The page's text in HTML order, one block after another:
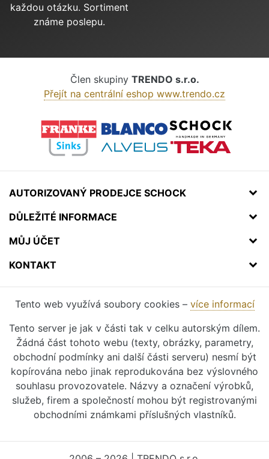
každou otázku. Sortiment
známe poslepu.
Člen skupiny TRENDO s.r.o.
Přejít na centrální eshop www.trendo.cz
AUTORIZOVANÝ PRODEJCE SCHOCK
DŮLEŽITÉ INFORMACE
MŮJ ÚČET
KONTAKT
Tento web využívá soubory cookies – více informací
Tento server je jak v části tak v celku autorským dílem.
Žádná část tohoto webu (texty, obrázky, parametry,
obchodní podmínky ani další části serveru) nesmí být
kopírována nebo jinak reprodukována bez výslovného
souhlasu provozovatele. Názvy a označení výrobků,
služeb, firem a společností mohou být registrovanými
obchodními známkami příslušných vlastníků.